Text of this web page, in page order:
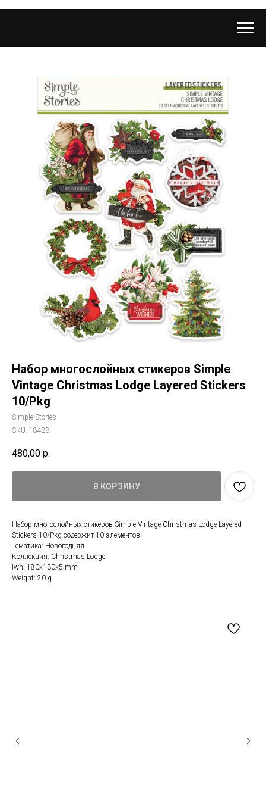
Набор многослойных стикеров Simple
Vintage Christmas Lodge Layered Stickers
10/Pkg
Simple Stories
SKU: 18428
480,00 р.
В КОРЗИНУ
Набор многослойных стикеров Simple Vintage Christmas Lodge Layered
Stickers 10/Pkg содержит 10 элементов.
Тематика: Новогодняя
Коллекция: Christmas Lodge
lwh: 180x130x5 mm
Weight: 20 g